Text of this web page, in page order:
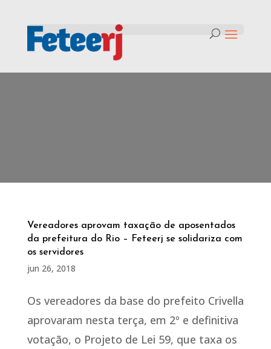
Vereadores aprovam taxação de aposentados
da prefeitura do Rio – Feteerj se solidariza com
os servidores
jun 26, 2018
Os vereadores da base do prefeito Crivella
aprovaram nesta terça, em 2º e definitiva
votação, o Projeto de Lei 59, que taxa os